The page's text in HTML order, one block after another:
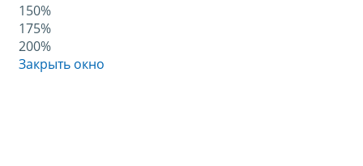
150%
175%
200%
Закрыть окно